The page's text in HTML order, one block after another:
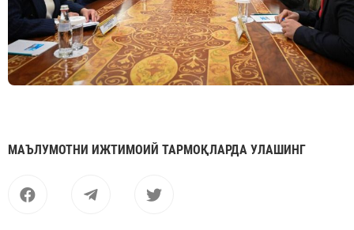
МАЪЛУМОТНИ ИЖТИМОИЙ ТАРМОҚЛАРДА УЛАШИНГ